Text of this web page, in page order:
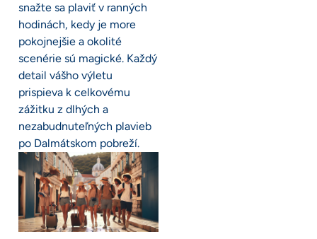
snažte sa plaviť v ranných
hodinách, kedy je more
pokojnejšie a okolité
scenérie sú magické. Každý
detail vášho výletu
prispieva k celkovému
zážitku z dlhých a
nezabudnuteľných plavieb
po Dalmátskom pobreží.